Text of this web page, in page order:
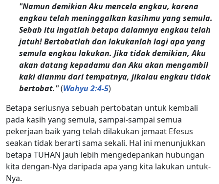
"Namun demikian Aku mencela engkau, karena
engkau telah meninggalkan kasihmu yang semula.
Sebab itu ingatlah betapa dalamnya engkau telah
jatuh! Bertobatlah dan lakukanlah lagi apa yang
semula engkau lakukan. Jika tidak demikian, Aku
akan datang kepadamu dan Aku akan mengambil
kaki dianmu dari tempatnya, jikalau engkau tidak
bertobat."(Wahyu 2:4-5)
Betapa seriusnya sebuah pertobatan untuk kembali
pada kasih yang semula, sampai-sampai semua
pekerjaan baik yang telah dilakukan jemaat Efesus
seakan tidak berarti sama sekali. Hal ini menunjukkan
betapa TUHAN jauh lebih mengedepankan hubungan
kita dengan-Nya daripada apa yang kita lakukan untuk-
Nya.